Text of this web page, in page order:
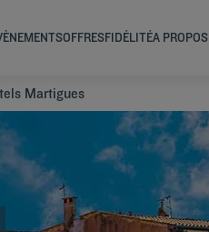
OFFRESFIDÉLITÉA PROPOS
Martigues